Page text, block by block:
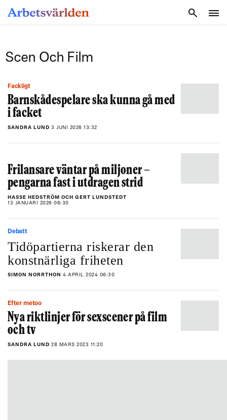
Scen Och Film
Fackligt
Barnskådespelare ska kunna gå med
i facket
SANDRA LUND 3 JUNI 2026 13:32
Frilansare väntar på miljoner –
pengarna fast i utdragen strid
HASSE HEDSTRÖM OCH GERT LUNDSTEDT
13 JANUARI 2026 06:30
Debatt
Tidöpartierna riskerar den
konstnärliga friheten
SIMON NORRTHON 4 APRIL 2024 06:30
Efter metoo
Nya riktlinjer för sexscener på film
och tv
SANDRA LUND 28 MARS 2023 11:20